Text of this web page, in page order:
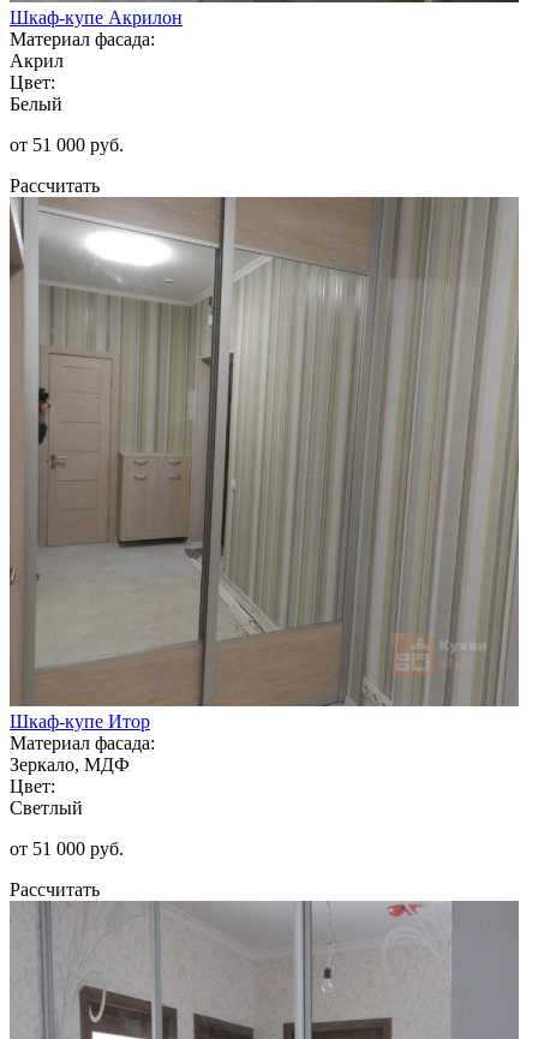
Шкаф-купе Акрилон
Материал фасада:
Акрил
Цвет:
Белый
от 51 000 руб.
Рассчитать
Шкаф-купе Итор
Материал фасада:
Зеркало, МДФ
Цвет:
Светлый
от 51 000 руб.
Рассчитать